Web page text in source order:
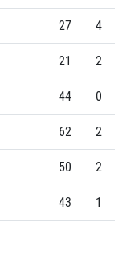
27 4
21 2
44 0
62 2
50 2
43 1